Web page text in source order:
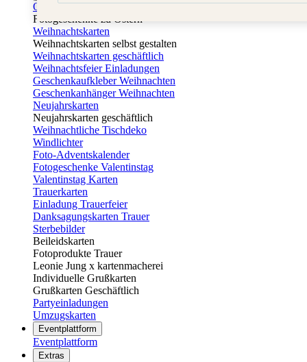
Osterkarten
Fotogeschenke zu Ostern
Weihnachtskarten
Weihnachtskarten selbst gestalten
Weihnachtskarten geschäftlich
Weihnachtsfeier Einladungen
Geschenkaufkleber Weihnachten
Geschenkanhänger Weihnachten
Neujahrskarten
Neujahrskarten geschäftlich
Weihnachtliche Tischdeko
Windlichter
Foto-Adventskalender
Fotogeschenke Valentinstag
Valentinstag Karten
Trauerkarten
Einladung Trauerfeier
Danksagungskarten Trauer
Sterbebilder
Beileidskarten
Fotoprodukte Trauer
Leonie Jung x kartenmacherei
Individuelle Grußkarten
Grußkarten Geschäftlich
Partyeinladungen
Umzugskarten
Eventplattform
Eventplattform
Extras